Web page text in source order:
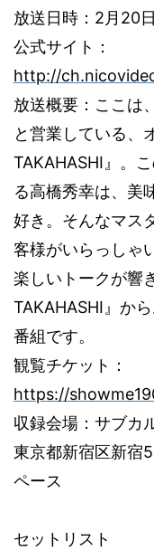
放送日時： 2 月 20 日
公式サイト：
http://
放送概要：ここは
と営業している、
TAKAHASHI』。
る高橋秀幸は、美
好き。そんなマス
客様がいらっしゃ
楽しいトークが響
TAKAHASHI』か
番組です。
観覧チケット：
https://
収録会場：サブカ
東京都新宿区新宿
ペース
セットリスト